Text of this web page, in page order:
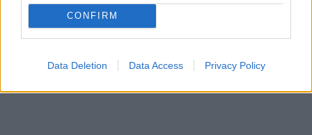
CONFIRM
Data Deletion Data Access Privacy Policy
«Εγώ είμαι η ανάπηρη, αυτοί είναι οι μ***ες» –
Η Maria Rolls χωρίς φίλτρο
με τον